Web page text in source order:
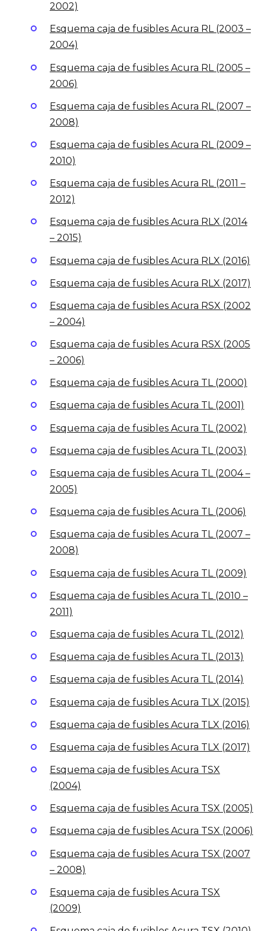
2002)
Esquema caja de fusibles Acura RL (2003 –
2004)
Esquema caja de fusibles Acura RL (2005 –
2006)
Esquema caja de fusibles Acura RL (2007 –
2008)
Esquema caja de fusibles Acura RL (2009 –
2010)
Esquema caja de fusibles Acura RL (2011 –
2012)
Esquema caja de fusibles Acura RLX (2014
– 2015)
Esquema caja de fusibles Acura RLX (2016)
Esquema caja de fusibles Acura RLX (2017)
Esquema caja de fusibles Acura RSX (2002
– 2004)
Esquema caja de fusibles Acura RSX (2005
– 2006)
Esquema caja de fusibles Acura TL (2000)
Esquema caja de fusibles Acura TL (2001)
Esquema caja de fusibles Acura TL (2002)
Esquema caja de fusibles Acura TL (2003)
Esquema caja de fusibles Acura TL (2004 –
2005)
Esquema caja de fusibles Acura TL (2006)
Esquema caja de fusibles Acura TL (2007 –
2008)
Esquema caja de fusibles Acura TL (2009)
Esquema caja de fusibles Acura TL (2010 –
2011)
Esquema caja de fusibles Acura TL (2012)
Esquema caja de fusibles Acura TL (2013)
Esquema caja de fusibles Acura TL (2014)
Esquema caja de fusibles Acura TLX (2015)
Esquema caja de fusibles Acura TLX (2016)
Esquema caja de fusibles Acura TLX (2017)
Esquema caja de fusibles Acura TSX
(2004)
Esquema caja de fusibles Acura TSX (2005)
Esquema caja de fusibles Acura TSX (2006)
Esquema caja de fusibles Acura TSX (2007
– 2008)
Esquema caja de fusibles Acura TSX
(2009)